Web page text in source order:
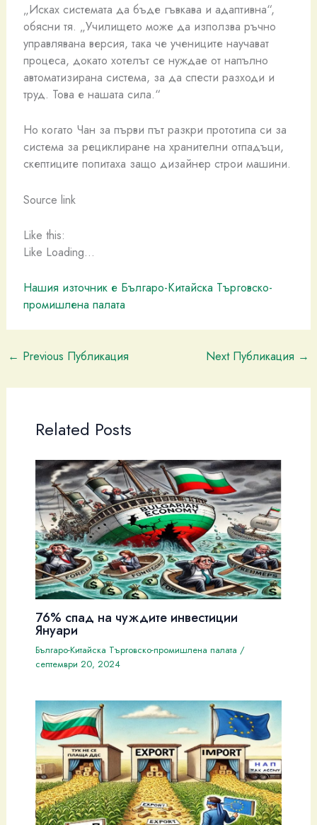
„Исках системата да бъде гъвкава и адаптивна“,
обясни тя. „Училището може да използва ръчно
управлявана версия, така че учениците научават
процеса, докато хотелът се нуждае от напълно
автоматизирана система, за да спести разходи и
труд. Това е нашата сила.“
Но когато Чан за първи път разкри прототипа си за
система за рециклиране на хранителни отпадъци,
скептиците попитаха защо дизайнер строи машини.
Source link
Like this:
Like Loading…
Нашия източник е Българо-Китайска Търговско-
промишлена палaта
← Previous Публикация Next Публикация →
Related Posts
76% спад на чуждите инвестиции
Януари
Българо-Китайска Търговско-промишлена палaта /
септември 20, 2024